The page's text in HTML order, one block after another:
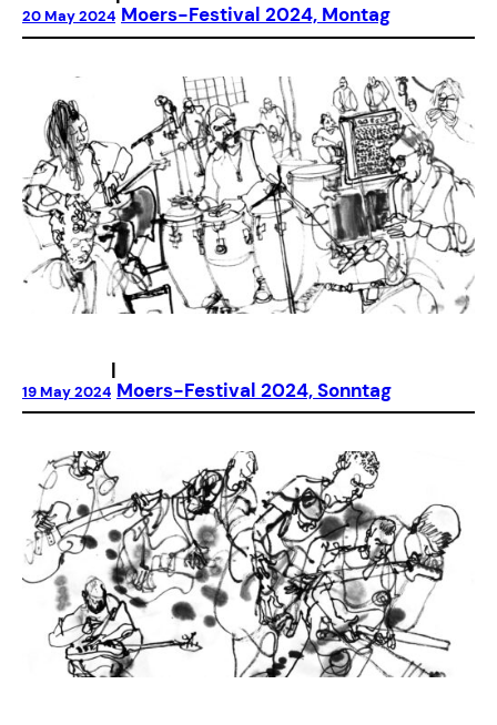
20 May 2024 Moers-Festival 2024, Montag
19 May 2024
|
Moers-Festival 2024, Sonntag